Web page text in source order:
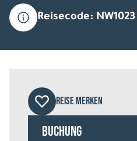
Reisecode: NW1023
REISE MERKEN
Buchung